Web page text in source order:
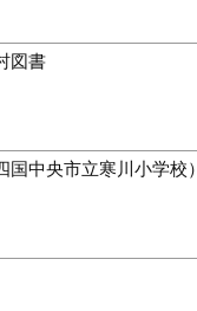
図書
中央市立寒川小学校）